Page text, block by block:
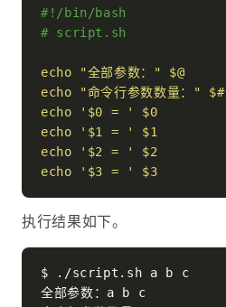
#!/bin/bash
# script.sh
echo "全部参数："
$@
echo
"命令行参数数量："
$#
echo
'$0 = '
$0
echo
'$1 = '
$1
echo
'$2 = '
$2
echo
'$3 = ' $3
执行结果如下。
$ ./script.sh a b c
全部参数：a b c